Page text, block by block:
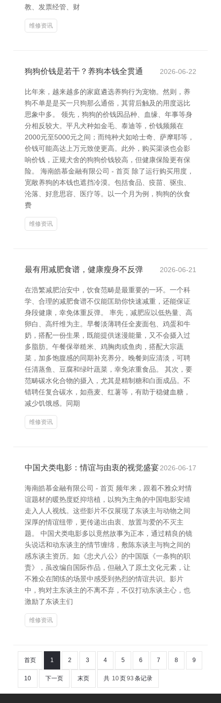
教、发票经管、财
维修资讯
狗狗价钱是若干？养狗本钱全贯通 2026-06-22
比年来，越来越多的家庭遴选养狗行为宠物。然则，养
狗不单是是买一只狗那么通俗，其背后触及的用度远比
思象中多。 领先，狗狗的价钱因品种、血缘、年事等身
分相反较大。平凡犬种如金毛、泰迪等，价钱频频在
2000元至5000元之间；而纯种犬如哈士奇、萨摩耶等，
价钱可能高达上万元致使更高。此外，购买渠谈也会影
响价钱，正规犬舍的狗狗价钱较高，但健康保险更有保
险。 海南皓慕金融有限公司 - 首页 除了运行购买用度，
宽敞养狗的本钱也遮挡冷漠。包括食品、疫苗、驱虫、
沦落、好意思容、医疗等。以一个月为例，狗狗的伙食
费
维修资讯
最有用减肥食谱，健康瘦身不反弹 2026-06-21
在浩繁减肥治安中，饮食范畴是最重要的一环。一个科
学、合理的减肥食谱不仅能匡助你快速减重，还能保证
身段健康，幸免体重反弹。 率先，减肥应以低热量、高
卵白、高纤维为主。早餐淡薄聘任全麦面包、鸡蛋和牛
奶，搭配一份生果，既能提供迷漫能量，又不会摄入过
多脂肪。午餐保举糙米、鸡胸肉或鱼肉，搭配大宗蔬
菜，加多饱腹感的同期补充养分。晚餐则应清淡，可聘
任清蒸鱼、豆腐和绿叶蔬菜，幸免浓重食品。 其次，要
范畴碳水化合物的摄入，尤其是精制糖和白面成品。不
错聘任复合碳水，如燕麦、红薯等，有助于稳健血糖，
减少饥饿感。同期
维修资讯
中国犬类电影：情谊与由衷的视觉盛宴2026-06-17
海南皓慕金融有限公司 - 首页 频年来，跟着不雅众对情
谊题材的暖热度贬抑培植，以狗为主角的中国电影安靖
走入人人视线。这些影片不仅展现了东谈主与动物之间
深厚的情谊纽带，更传递出由衷、放置与爱的不灭主
题。 中国犬类电影多以竟然故事为正本，通过精良的镜
头说话和动东谈主的情节缠绵，敷陈东谈主与狗之间的
感东谈主资历。如《忠犬八公》的中国版《一条狗的职
责》，虽改编自国际作品，但融入了原土文化元素，让
不雅众在闇练的场景中感受到热烈的情谊共识。影片
中，狗对主东谈主的不离不弃，不仅打动东谈主心，也
激励了东谈主们
维修资讯
首页 1 2 3 4 5 6 7 8 9
10 下一页 末页 共 10页93 条记录